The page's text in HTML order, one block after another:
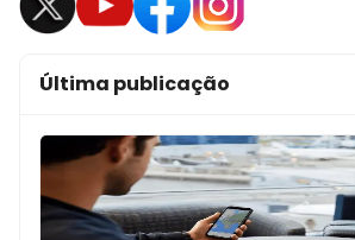
Última publicação